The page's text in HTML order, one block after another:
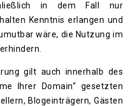
in dem Fall nur
Kenntnis erlangen und
wäre, die Nutzung im
gilt auch innerhalb des
Ihrer Domain“ gesetzten
Blogeinträgern, Gästen